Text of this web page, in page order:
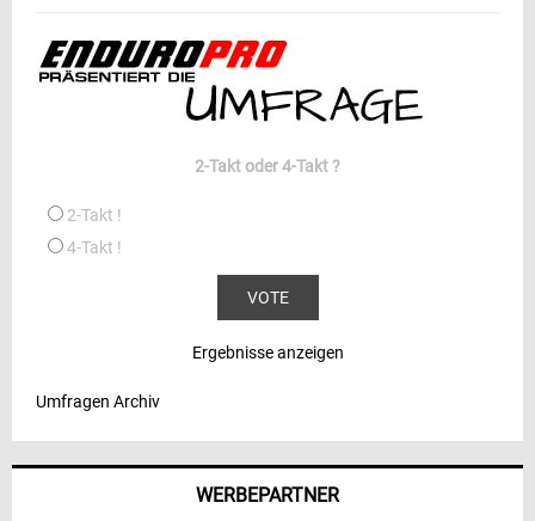
2-Takt oder 4-Takt ?
2-Takt !
4-Takt !
Ergebnisse anzeigen
Umfragen Archiv
WERBEPARTNER